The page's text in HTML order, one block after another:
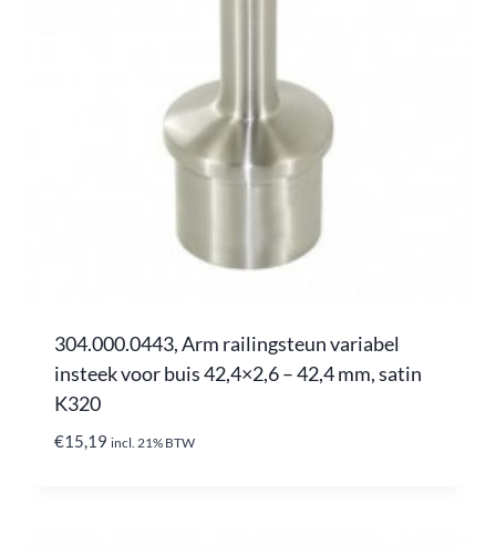
304.000.0443, Arm railingsteun variabel
insteek voor buis 42,4×2,6 – 42,4 mm, satin
K320
€15,19 incl. 21% BTW